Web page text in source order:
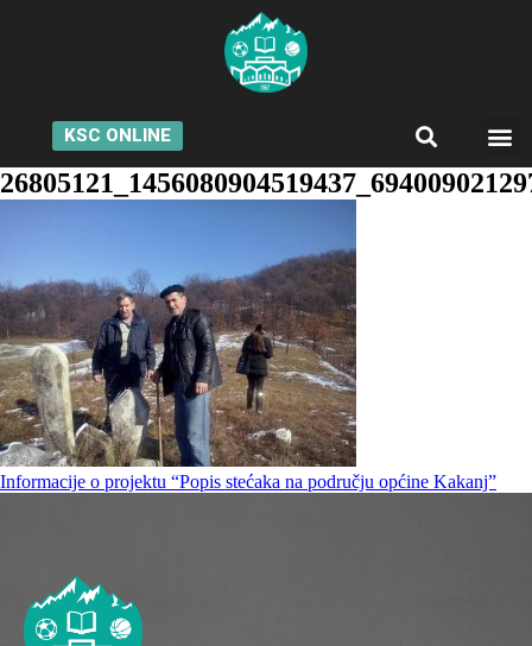
KSC ONLINE
Informacije o projektu “Popis stećaka na području općine Kakanj”